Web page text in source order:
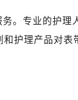
。专业的护理
和护理产品对表